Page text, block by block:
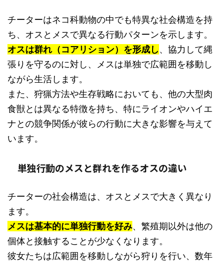
チーターはネコ科動物の中でも特異な社会構造を持
ち、オスとメスで異なる行動パターンを示します。
オスは群れ（コアリション）を形成し、協力して縄
張りを守るのに対し、メスは単独で広範囲を移動し
ながら生活します。
また、狩猟方法や生存戦略においても、他の大型肉
食獣とは異なる特徴を持ち、特にライオンやハイエ
ナとの競争関係が彼らの行動に大きな影響を与えて
います。
単独行動のメスと群れを作るオスの違い
チーターの社会構造は、オスとメスで大きく異なり
ます。
メスは基本的に単独行動を好み、繁殖期以外は他の
個体と接触することが少なくなります。
彼女たちは広範囲を移動しながら狩りを行い、数年